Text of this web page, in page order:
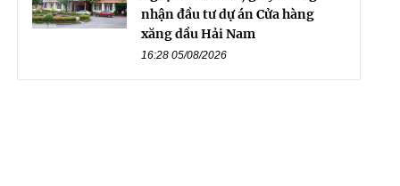
nhận đầu tư dự án Cửa hàng
xăng dầu Hải Nam
16:28 05/08/2026